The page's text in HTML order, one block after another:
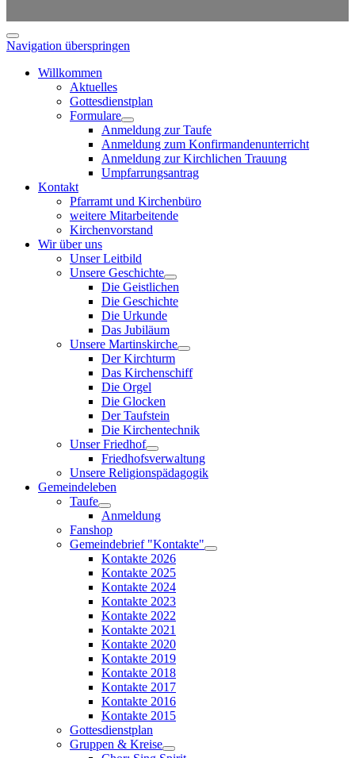
Navigation überspringen
Willkommen
Aktuelles
Gottesdienstplan
Formulare
Anmeldung zur Taufe
Anmeldung zum Konfirmandenunterricht
Anmeldung zur Kirchlichen Trauung
Umpfarrungsantrag
Kontakt
Pfarramt und Kirchenbüro
weitere Mitarbeitende
Kirchenvorstand
Wir über uns
Unser Leitbild
Unsere Geschichte
Die Geistlichen
Die Geschichte
Die Urkunde
Das Jubiläum
Unsere Martinskirche
Der Kirchturm
Das Kirchenschiff
Die Orgel
Die Glocken
Der Taufstein
Die Kirchentechnik
Unser Friedhof
Friedhofsverwaltung
Unsere Religionspädagogik
Gemeindeleben
Taufe
Anmeldung
Fanshop
Gemeindebrief "Kontakte"
Kontakte 2026
Kontakte 2025
Kontakte 2024
Kontakte 2023
Kontakte 2022
Kontakte 2021
Kontakte 2020
Kontakte 2019
Kontakte 2018
Kontakte 2017
Kontakte 2016
Kontakte 2015
Gottesdienstplan
Gruppen & Kreise